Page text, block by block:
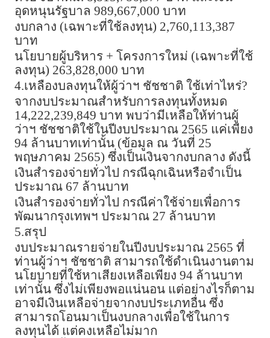
อุดหนุนรัฐบาล 989,667,000 บาท
งบกลาง (เฉพาะที่ใช้ลงทุน) 2,760,113,387
บาท
นโยบายผู้บริหาร + โครงการใหม่ (เฉพาะที่ใช้
ลงทุน) 263,828,000 บาท
4.เหลืองบลงทุนให้ผู้ว่าฯ ชัชชาติ ใช้เท่าไหร่?
จากงบประมาณสำหรับการลงทุนทั้งหมด
14,222,239,849 บาท พบว่ามีเหลือให้ท่านผู้
ว่าฯ ชัชชาติใช้ในปีงบประมาณ 2565 แค่เพียง
94 ล้านบาทเท่านั้น (ข้อมูล ณ วันที่ 25
พฤษภาคม 2565) ซึ่งเป็นเงินจากงบกลาง ดังนี้
เงินสำรองจ่ายทั่วไป กรณีฉุกเฉินหรือจำเป็น
ประมาณ 67 ล้านบาท
เงินสำรองจ่ายทั่วไป กรณีค่าใช้จ่ายเพื่อการ
พัฒนากรุงเทพฯ ประมาณ 27 ล้านบาท
5.สรุป
งบประมาณรายจ่ายในปีงบประมาณ 2565 ที่
ท่านผู้ว่าฯ ชัชชาติ สามารถใช้ดำเนินงานตาม
นโยบายที่ใช้หาเสียงเหลือเพียง 94 ล้านบาท
เท่านั้น ซึ่งไม่เพียงพอแน่นอน แต่อย่างไรก็ตาม
อาจมีเงินเหลือจ่ายจากงบประเภทอื่น ซึ่ง
สามารถโอนมาเป็นงบกลางเพื่อใช้ในการ
ลงทุนได้ แต่คงเหลือไม่มาก